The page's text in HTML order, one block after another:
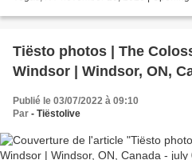
Tiësto photos | The
Windsor | Windsor, ON,
Publié le 03/07/2022 à 09:10
Par - Tiëstolive